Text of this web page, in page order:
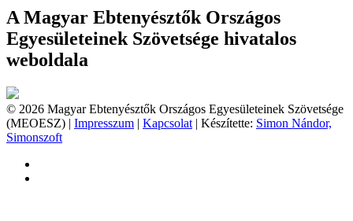
A Magyar Ebtenyésztők Országos
Egyesületeinek Szövetsége hivatalos
weboldala
© 2026 Magyar Ebtenyésztők Országos Egyesületeinek Szövetsége
(MEOESZ) | Impresszum | Kapcsolat | Készítette: Simon Nándor,
Simonszoft